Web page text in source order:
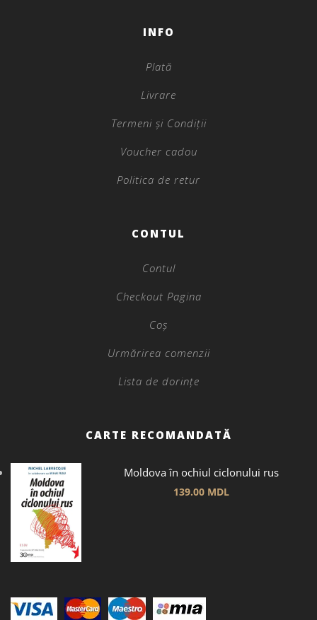
INFO
Plată
Livrare
Termeni și Condiții
Voucher cadou
Politica de retur
CONTUL
Contul
Checkout Pagina
Coș
Urmărirea comenzii
Lista de dorințe
CARTE RECOMANDATĂ
Moldova în ochiul ciclonului rus
139.00 MDL